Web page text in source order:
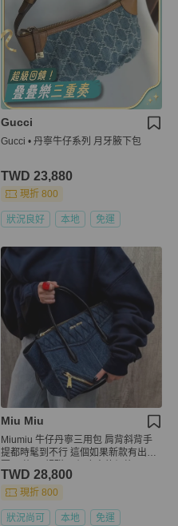
Gucci
Gucci • 丹寧牛仔系列 月牙腋下包
TWD 23,880
現折 800
狀況良好 本地 免運
Miu Miu
Miumiu 牛仔丹寧三用包 肩背斜背手
提都時髦到不行 這個如果新款有出都
個包
TWD 28,800
現折 800
狀況尚可 本地 免運